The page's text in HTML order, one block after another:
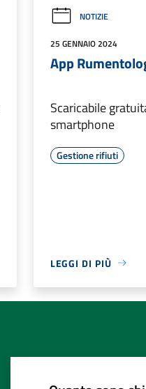
NOTIZIE
25 GENNAIO 2024
App
Scaricabile
smartphone
Gestione rifiuti
LEGGI DI PIÙ